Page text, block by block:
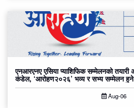
एनआरएनए एसिया प्याशिफिक सम्मेलनको
कंडेल, ‘आरोहण२०२६’ भव्य र सभ्य सम्मेलन हुने
Aug-06